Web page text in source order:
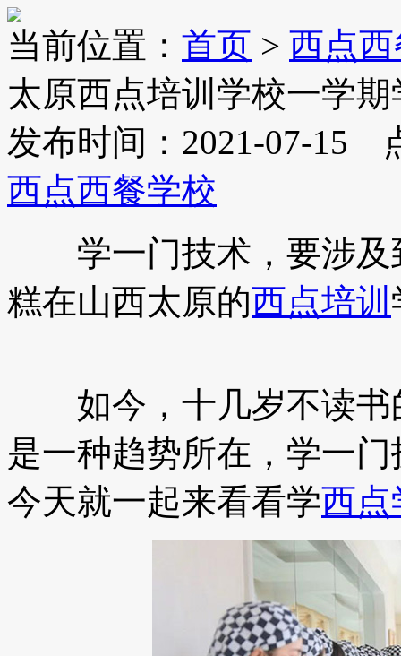
当前位置： 首页 > 西点
太原西点培训学校一学
发布时间：2021-07-15
西点西餐学校
学一门技术，要涉及
糕在山西太原的西点培训
如今，十几岁不读书
是一种趋势所在，学一
今天就一起来看看学西点